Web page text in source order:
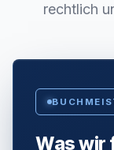
rechtlich
Was wir